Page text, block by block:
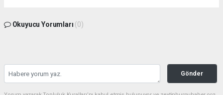
Okuyucu Yorumları (0)
Gönder